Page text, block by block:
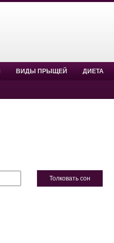
ВИДЫ ПРЫЩЕЙ ДИЕТА
Толковать сон